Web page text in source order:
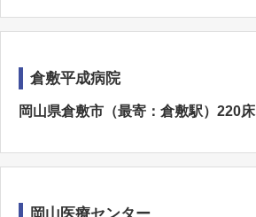
倉敷平成病院
岡山県倉敷市（最寄：倉敷駅）220床